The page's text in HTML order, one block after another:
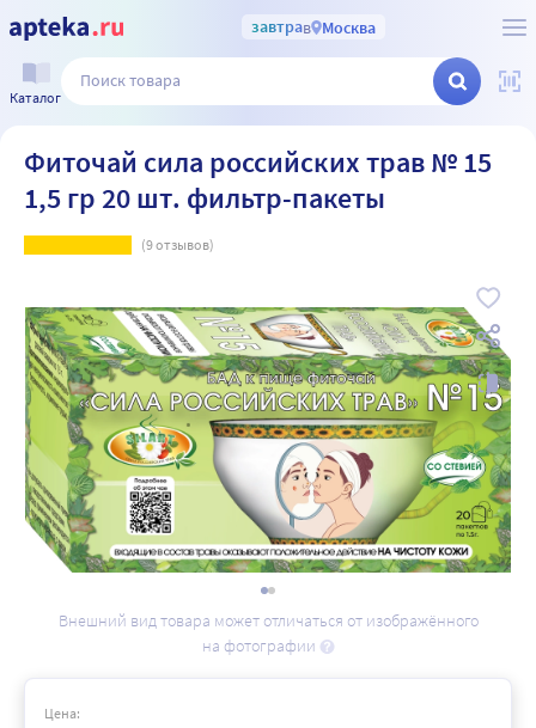
завтрав Москва
Каталог
Фиточай сила российских трав № 15
1,5 гр 20 шт. фильтр-пакеты
(9отзывов)
Внешний вид товара может отличаться от изображённого
на фотографии
Цена: